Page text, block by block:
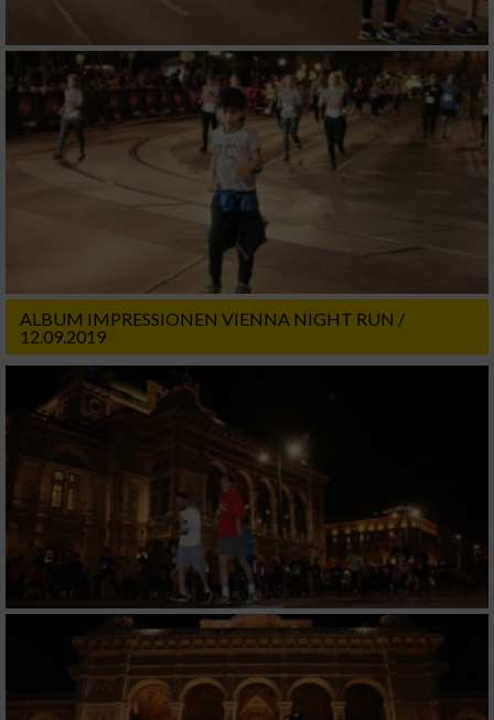
ALBUM IMPRESSIONEN VIENNA NIGHT RUN /
12.09.2019